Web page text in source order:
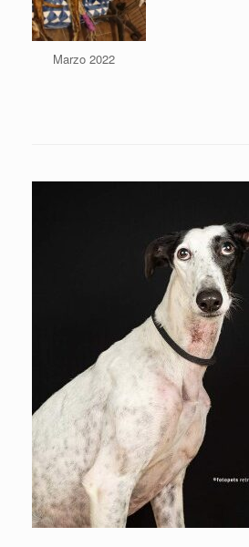
Marzo 2022